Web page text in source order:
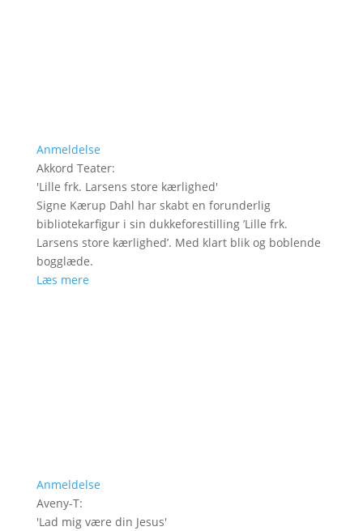
Anmeldelse
Akkord Teater:
'Lille frk. Larsens store kærlighed'
Signe Kærup Dahl har skabt en forunderlig
bibliotekarfigur i sin dukkeforestilling ’Lille frk.
Larsens store kærlighed’. Med klart blik og boblende
bogglæde.
Læs mere
Anmeldelse
Aveny-T:
'Lad mig være din Jesus'